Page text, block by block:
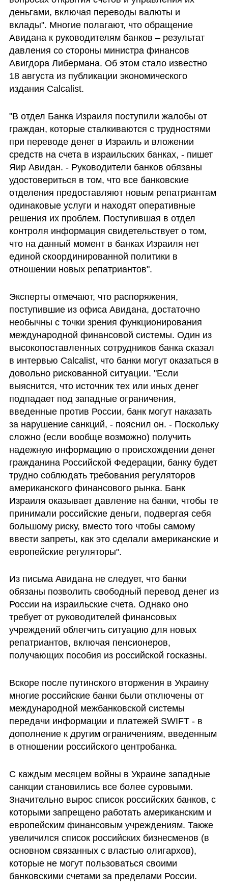
деньгами, включая переводы валюты и
вклады". Многие полагают, что обращение
Авидана к руководителям банков – результат
давления со стороны министра финансов
Авигдора Либермана. Об этом стало известно
18 августа из публикации экономического
издания Calcalist.
"В отдел Банка Израиля поступили жалобы от
граждан, которые сталкиваются с трудностями
при переводе денег в Израиль и вложении
средств на счета в израильских банках, - пишет
Яир Авидан. - Руководители банков обязаны
удостовериться в том, что все банковские
отделения предоставляют новым репатриантам
одинаковые услуги и находят оперативные
решения их проблем. Поступившая в отдел
контроля информация свидетельствует о том,
что на данный момент в банках Израиля нет
единой скоординированной политики в
отношении новых репатриантов".
Эксперты отмечают, что распоряжения,
поступившие из офиса Авидана, достаточно
необычны с точки зрения функционирования
международной финансовой системы. Один из
высокопоставленных сотрудников банка сказал
в интервью Calcalist, что банки могут оказаться в
довольно рискованной ситуации. "Если
выяснится, что источник тех или иных денег
подпадает под западные ограничения,
введенные против России, банк могут наказать
за нарушение санкций, - пояснил он. - Поскольку
сложно (если вообще возможно) получить
надежную информацию о происхождении денег
гражданина Российской Федерации, банку будет
трудно соблюдать требования регуляторов
американского финансового рынка. Банк
Израиля оказывает давление на банки, чтобы те
принимали российские деньги, подвергая себя
большому риску, вместо того чтобы самому
ввести запреты, как это сделали американские и
европейские регуляторы".
Из письма Авидана не следует, что банки
обязаны позволить свободный перевод денег из
России на израильские счета. Однако оно
требует от руководителей финансовых
учреждений облегчить ситуацию для новых
репатриантов, включая пенсионеров,
получающих пособия из российской госказны.
Вскоре после путинского вторжения в Украину
многие российские банки были отключены от
международной межбанковской системы
передачи информации и платежей SWIFT - в
дополнение к другим ограничениям, введенным
в отношении российского центробанка.
С каждым месяцем войны в Украине западные
санкции становились все более суровыми.
Значительно вырос список российских банков, с
которыми запрещено работать американским и
европейским финансовым учреждениям. Также
увеличился список российских бизнесменов (в
основном связанных с властью олигархов),
которые не могут пользоваться своими
банковскими счетами за пределами России.